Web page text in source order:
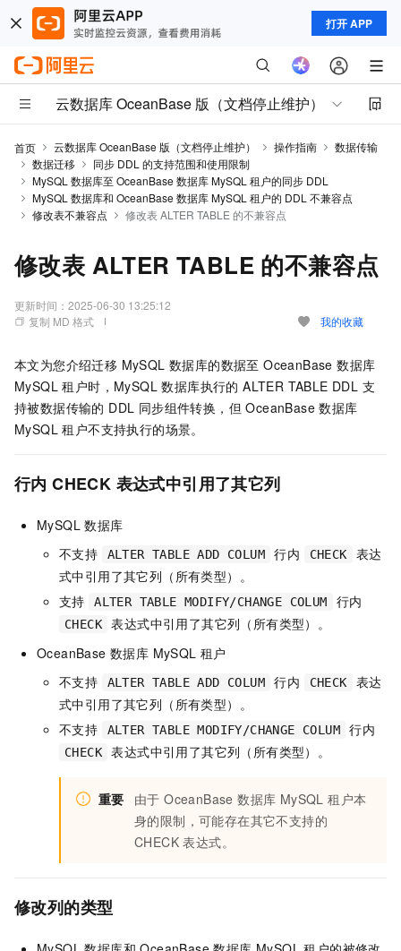
打开 APP
云数据库 OceanBase 版（文档停止维护）
首页 云数据库 OceanBase 版（文档停止维护） 操作指南
数据传输
数据迁移
同步 DDL 的支持范围和使用限制
MySQL 数据库至 OceanBase 数据库 MySQL 租户的同步 DDL
MySQL 数据库和 OceanBase 数据库 MySQL 租户的 DDL 不兼容点
修改表不兼容点
修改表 ALTER TABLE 的不兼容点
修改表 ALTER TABLE 的不兼容点
更新时间： 2025-06-30 13:25:12
复制 MD 格式
我的收藏
本文为您介绍迁移 MySQL 数据库的数据至 OceanBase 数据库
MySQL 租户时，MySQL 数据库执行的 ALTER TABLE DDL 支
持被数据传输的 DDL 同步组件转换，但 OceanBase 数据库
MySQL 租户不支持执行的场景。
行内 CHECK 表达式中引用了其它列
MySQL 数据库
不支持
ALTER TABLE ADD COLUM 行内 CHECK
表达
式中引用了其它列（所有类型）。
支持
ALTER TABLE MODIFY/CHANGE COLUM 行内
CHECK
表达式中引用了其它列（所有类型）。
OceanBase 数据库 MySQL 租户
不支持
ALTER TABLE ADD COLUM 行内 CHECK
表达
式中引用了其它列（所有类型）。
不支持
ALTER TABLE MODIFY/CHANGE COLUM 行内
CHECK 表达式中引用了其它列（所有类型）。
重要
由于 OceanBase 数据库 MySQL 租户本
身的限制，可能存在其它不支持的
CHECK 表达式。
修改列的类型